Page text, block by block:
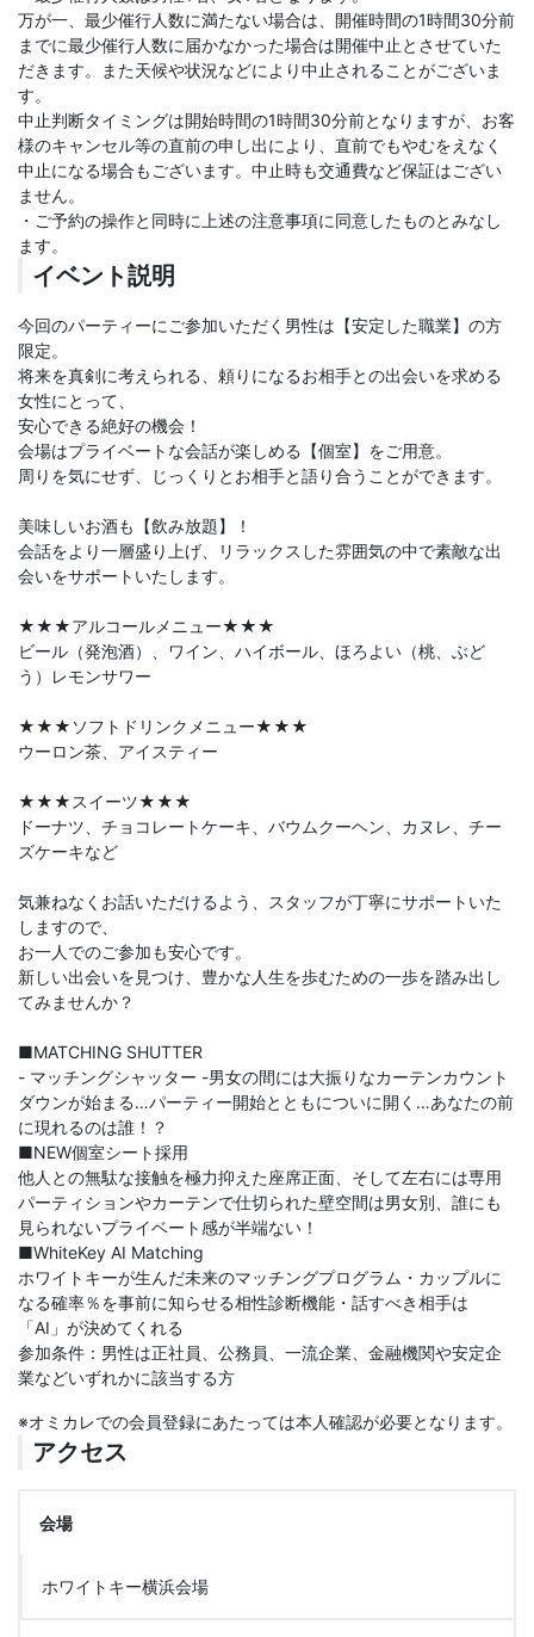
万が一、最少催行人数に満たない場合は、開催時間の1時間30分前
までに最少催行人数に届かなかった場合は開催中止とさせていた
だきます。また天候や状況などにより中止されることがございま
す。
中止判断タイミングは開始時間の1時間30分前となりますが、お客
様のキャンセル等の直前の申し出により、直前でもやむをえなく
中止になる場合もございます。中止時も交通費など保証はござい
ません。
・ご予約の操作と同時に上述の注意事項に同意したものとみなし
ます。
イベント説明
今回のパーティーにご参加いただく男性は【安定した職業】の方
限定。
将来を真剣に考えられる、頼りになるお相手との出会いを求める
女性にとって、
安心できる絶好の機会！
会場はプライベートな会話が楽しめる【個室】をご用意。
周りを気にせず、じっくりとお相手と語り合うことができます。
美味しいお酒も【飲み放題】！
会話をより一層盛り上げ、リラックスした雰囲気の中で素敵な出
会いをサポートいたします。
★★★アルコールメニュー★★★
ビール（発泡酒）、ワイン、ハイボール、ほろよい（桃、ぶど
う）レモンサワー
★★★ソフトドリンクメニュー★★★
ウーロン茶、アイスティー
★★★スイーツ★★★
ドーナツ、チョコレートケーキ、バウムクーヘン、カヌレ、チー
ズケーキなど
気兼ねなくお話いただけるよう、スタッフが丁寧にサポートいた
しますので、
お一人でのご参加も安心です。
新しい出会いを見つけ、豊かな人生を歩むための一歩を踏み出し
てみませんか？
■MATCHING SHUTTER
- マッチングシャッター -男女の間には大振りなカーテンカウント
ダウンが始まる…パーティー開始とともについに開く…あなたの前
に現れるのは誰！？
■NEW個室シート採用
他人との無駄な接触を極力抑えた座席正面、そして左右には専用
パーティションやカーテンで仕切られた壁空間は男女別、誰にも
見られないプライベート感が半端ない！
■WhiteKey AI Matching
ホワイトキーが生んだ未来のマッチングプログラム・カップルに
なる確率％を事前に知らせる相性診断機能・話すべき相手は
「AI」が決めてくれる
参加条件：男性は正社員、公務員、一流企業、金融機関や安定企
業などいずれかに該当する方
※オミカレでの会員登録にあたっては本人確認が必要となります。
アクセス
会場
ホワイトキー横浜会場